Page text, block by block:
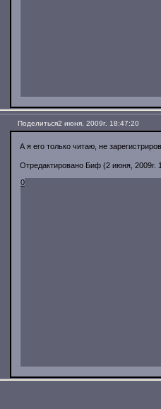
Поделиться2 июня, 2009г. 18:47:20
А я его только читаю, не
Отредактировано Биф (2 июня, 2009г.
0